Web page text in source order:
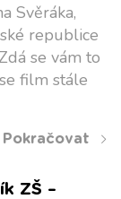
Svěráka,
republice
se vám to
film stále
Pokračovat
ZŠ –